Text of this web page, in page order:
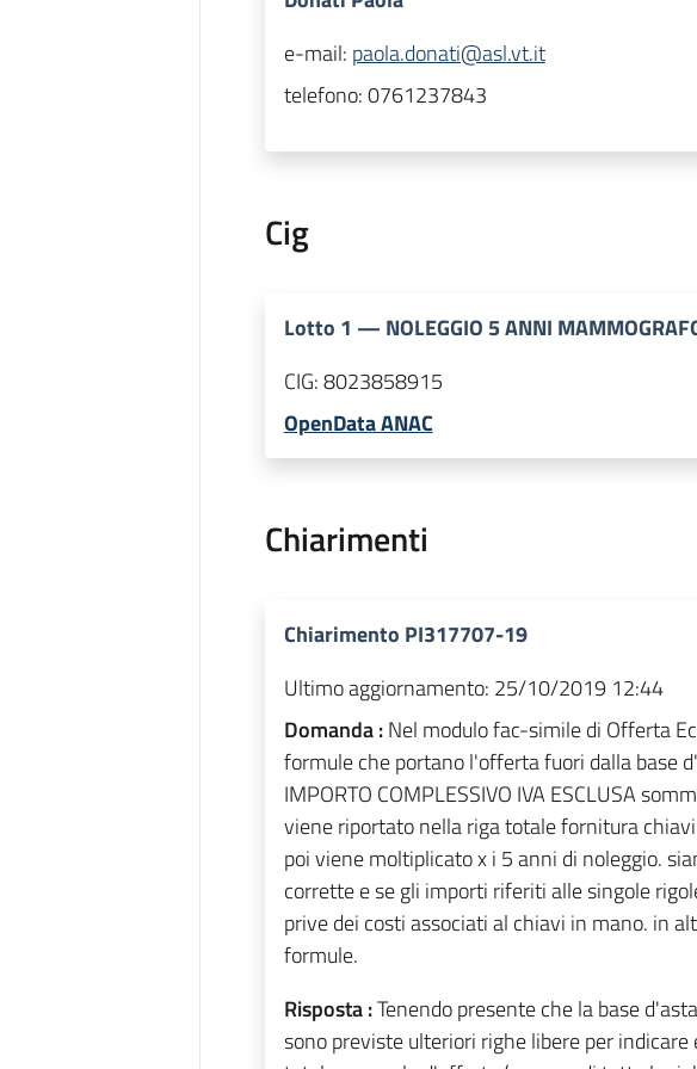
e-mail: paola.donati@asl.vt.it
telefono:0761237843
Cig
Lotto 1 — NOLEGGIO 5 ANNI
CIG:8023858915
OpenData ANAC
Chiarimenti
Chiarimento PI317707-19
Ultimo aggiornamento: 25/10/2019 12:44
Domanda :Nel modulo fac-simile di Offerta
formule che portano l'offerta fuori dalla base
IMPORTO COMPLESSIVO IVA ESCLUSA
viene riportato nella riga totale fornitura
poi viene moltiplicato x i 5 anni di noleggio.
corrette e se gli importi riferiti alle singole
prive dei costi associati al chiavi in mano. in
formule.
Risposta :Tenendo presente che la base
sono previste ulteriori righe libere per